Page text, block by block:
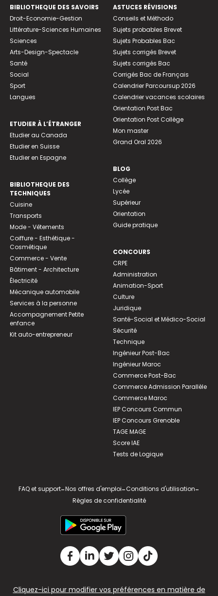
BIBLIOTHEQUE DES SAVOIRS
Droit-Economie-Gestion
Littérature-Sciences Humaines
Sciences
Arts-Design-Spectacle
Santé
Social
Sport
Langues
ETUDIER À L’ÉTRANGER
Etudier au Canada
Etudier en Suisse
Etudier en Espagne
BIBLIOTHEQUE DES
TECHNIQUES
Cuisine
Transports
Mode - Vêtements
Coiffure - Esthétique -
Cosmétique
Commerce - Vente
Bâtiment - Architecture
Électricité
Mécanique automobile
Services à la personne
Accompagnement Petite
enfance
Kit auto-entrepreneur
ASTUCES RÉVISIONS
Conseils et Méthodo
Sujets probables Brevet
Sujets Probables Bac
Sujets corrigés Brevet
Sujets corrigés Bac
Corrigés Bac de Français
Calendrier Parcoursup 2026
Calendrier vacances scolaires
Orientation Post Bac
Orientation Post Collège
Mon master
Grand Oral 2026
BLOG
Collège
Lycée
Supérieur
Orientation
Guide pratique
CONCOURS
CRPE
Administration
Animation-Sport
Culture
Juridique
Santé-Social et Médico-Social
Sécurité
Technique
Ingénieur Post-Bac
Ingénieur Maroc
Commerce Post-Bac
Commerce Admission Parallèle
Commerce Maroc
IEP Concours Commun
IEP Concours Grenoble
TAGE MAGE
Score IAE
Tests de Logique
FAQ et support-Nos offres d'emploi-Conditions d'utilisation-
Règles de confidentialité
Cliquez-ici pour modifier vos préférences en matière de